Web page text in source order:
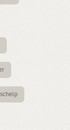
schelp